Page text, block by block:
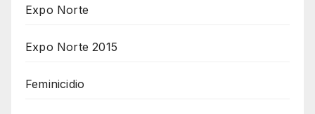
Expo Norte
Expo Norte 2015
Feminicidio